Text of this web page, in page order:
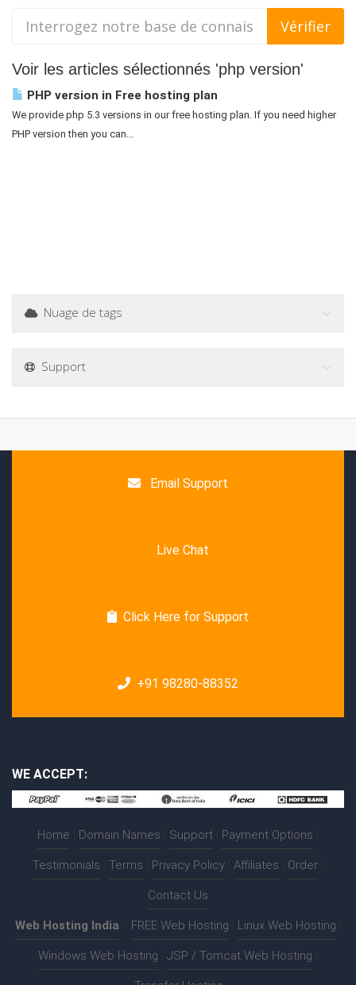
Voir les articles sélectionnés 'php version'
PHP version in Free hosting plan
We provide php 5.3 versions in our free hosting plan. If you need higher
PHP version then you can...
Nuage de tags
Support
Email Support
Live Chat
Click Here for Support
+91 98280-88352
WE ACCEPT:
Home Domain Names Support Payment Options
Testimonials Terms Privacy Policy Affiliates Order
Contact Us
Web Hosting India FREE Web Hosting Linux Web Hosting
Windows Web Hosting JSP / Tomcat Web Hosting